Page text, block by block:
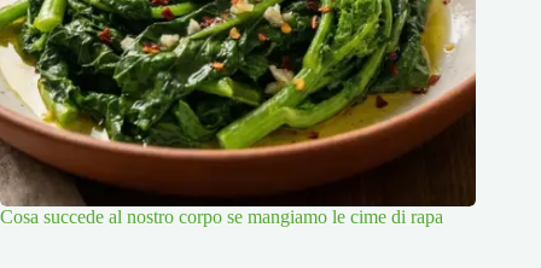
Cosa succede al nostro corpo se mangiamo le cime di rapa